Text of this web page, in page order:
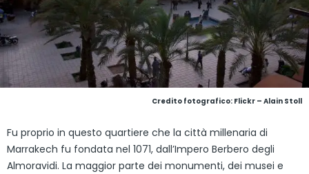
Credito fotografico: Flickr – Alain Stoll
Fu proprio in questo quartiere che la città millenaria di
Marrakech fu fondata nel 1071, dall’Impero Berbero degli
Almoravidi. La maggior parte dei monumenti, dei musei e